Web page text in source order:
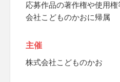
応募作品の著作権や使用
会社こどものかおに帰属
主催
株式会社こどものかお